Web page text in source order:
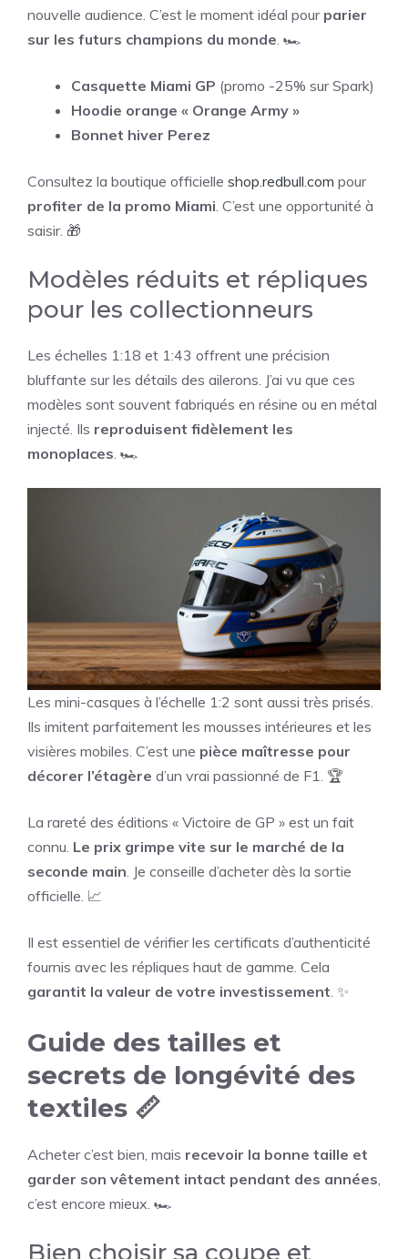
nouvelle audience. C’est le moment idéal pour parier
sur les futurs champions du monde . 🏎️
Casquette Miami GP (promo -25% sur Spark)
Hoodie orange « Orange Army »
Bonnet hiver Perez
Consultez la boutique officielle shop.redbull.com pour
profiter de la promo Miami . C’est une opportunité à
saisir. 🎁
Modèles réduits et répliques
pour les collectionneurs
Les échelles 1:18 et 1:43 offrent une précision
bluffante sur les détails des ailerons. J’ai vu que ces
modèles sont souvent fabriqués en résine ou en métal
injecté. Ils reproduisent fidèlement les
monoplaces . 🏎️
Les mini-casques à l’échelle 1:2 sont aussi très prisés.
Ils imitent parfaitement les mousses intérieures et les
visières mobiles. C’est une pièce maîtresse pour
décorer l’étagère d’un vrai passionné de F1. 🏆
La rareté des éditions « Victoire de GP » est un fait
connu. Le prix grimpe vite sur le marché de la
seconde main . Je conseille d’acheter dès la sortie
officielle. 📈
Il est essentiel de vérifier les certificats d’authenticité
fournis avec les répliques haut de gamme. Cela
garantit la valeur de votre investissement . ✨
Guide des tailles et
secrets de longévité des
textiles 📏
Acheter c’est bien, mais recevoir la bonne taille et
garder son vêtement intact pendant des années
c’est encore mieux. 🏎️
Bien choisir sa coupe et